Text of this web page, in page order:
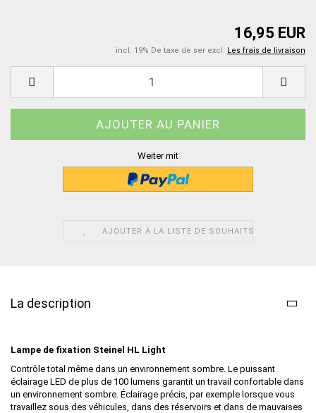
16,95 EUR
incl. 19% De taxe de ser excl. Les frais de livraison
Weiter mit
AJOUTER À LA LISTE DE SOUHAITS
La description
Lampe de fixation Steinel HL Light
Contrôle total même dans un environnement sombre. Le puissant
éclairage LED de plus de 100 lumens garantit un travail confortable dans
un environnement sombre. Éclairage précis, par exemple lorsque vous
travaillez sous des véhicules, dans des réservoirs et dans de mauvaises